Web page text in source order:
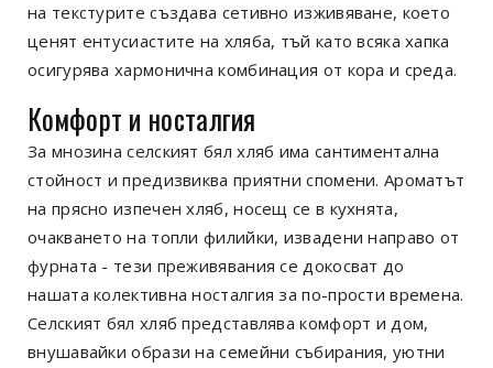
на текстурите създава сетивно изживяване, което
ценят ентусиастите на хляба, тъй като всяка хапка
осигурява хармонична комбинация от кора и среда.
Комфорт и носталгия
За мнозина селският бял хляб има сантиментална
стойност и предизвиква приятни спомени. Ароматът
на прясно изпечен хляб, носещ се в кухнята,
очакването на топли филийки, извадени направо от
фурната - тези преживявания се докосват до
нашата колективна носталгия за по-прости времена.
Селският бял хляб представлява комфорт и дом,
внушавайки образи на семейни събирания, уютни